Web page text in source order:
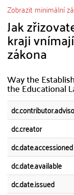
Zobrazit minimální
Jak
kraji
zákona
Way the
the Educational
dc.creator
dc.date.accessioned
dc.date.available
dc.date.issued